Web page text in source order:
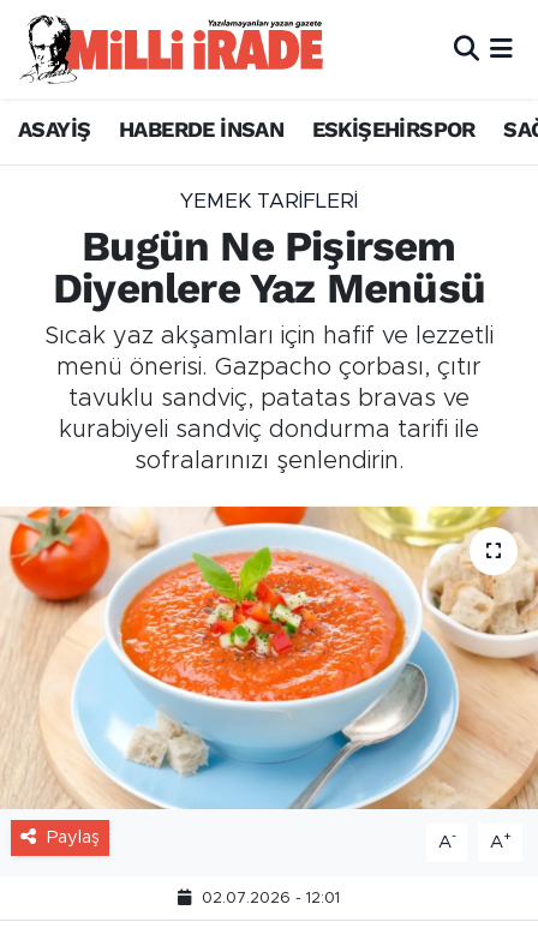
ASAYİŞ HABERDE İNSAN ESKİŞEHİRSPOR
YEMEK TARIFLERI
Bugün Ne Pişirsem
Diyenlere Yaz Menüsü
Sıcak yaz akşamları için hafif ve lezzetli
menü önerisi. Gazpacho çorbası, çıtır
tavuklu sandviç, patatas bravas ve
kurabiyeli sandviç dondurma tarifi ile
sofralarınızı şenlendirin.
Paylaş A- A+
02.07.2026 - 12:01